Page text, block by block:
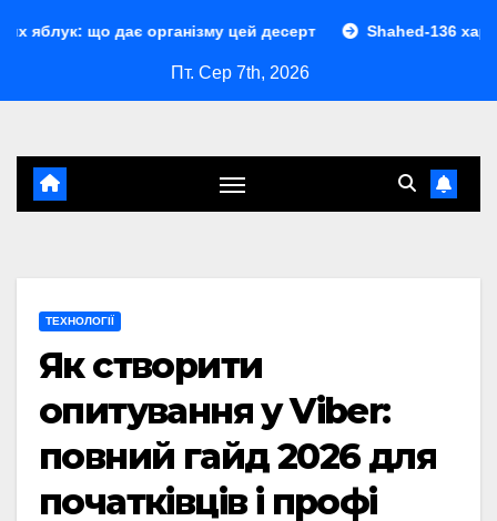
дає організму цей десерт Shahed-136
Пт. Сер 7th, 2026
ТЕХНОЛОГІЇ
Як створити
опитування у Viber:
повний гайд 2026 для
початківців і профі